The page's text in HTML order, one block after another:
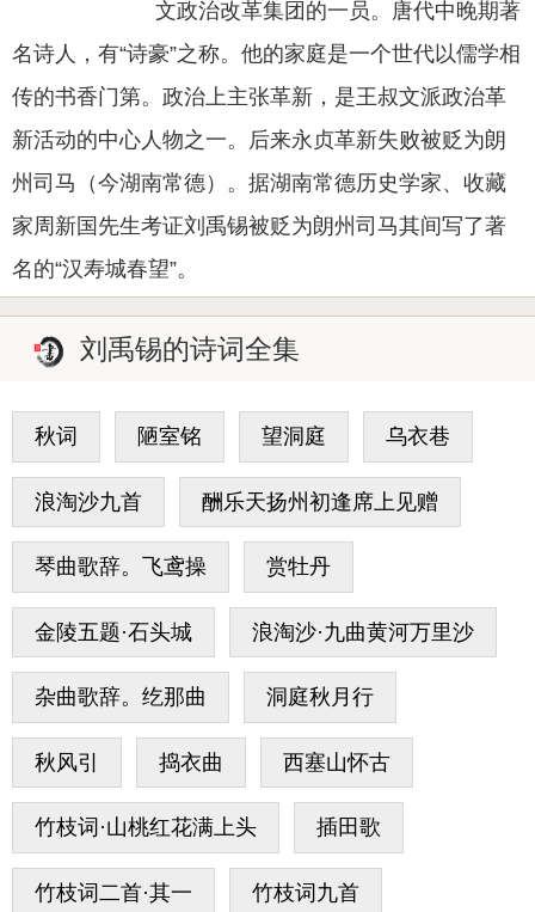
文政治改革集团的一员。唐代中晚期著
名诗人，有“诗豪”之称。他的家庭是一个世代以儒学相
传的书香门第。政治上主张革新，是王叔文派政治革
新活动的中心人物之一。后来永贞革新失败被贬为朗
州司马（今湖南常德）。据湖南常德历史学家、收藏
家周新国先生考证刘禹锡被贬为朗州司马其间写了著
名的“汉寿城春望”。
刘禹锡的诗词全集
秋词 陋室铭 望洞庭 乌衣巷
浪淘沙九首 酬乐天扬州初逢席上见赠
琴曲歌辞。飞鸢操 赏牡丹
金陵五题·石头城 浪淘沙·九曲黄河万里沙
杂曲歌辞。纥那曲 洞庭秋月行
秋风引 捣衣曲 西塞山怀古
竹枝词·山桃红花满上头 插田歌
竹枝词二首·其一 竹枝词九首